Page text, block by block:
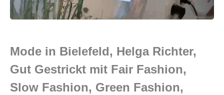
Mode in Bielefeld, Helga Richter,
Gut Gestrickt mit Fair Fashion,
Slow Fashion, Green Fashion,